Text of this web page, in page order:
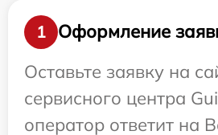
1
Оформление
Оставьте заявку на
сервисного центра
оператор ответит на